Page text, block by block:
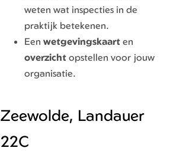
weten wat inspecties in de
praktijk betekenen.
Een wetgevingskaart en
overzicht opstellen voor jouw
organisatie.
Zeewolde, Landauer
22C